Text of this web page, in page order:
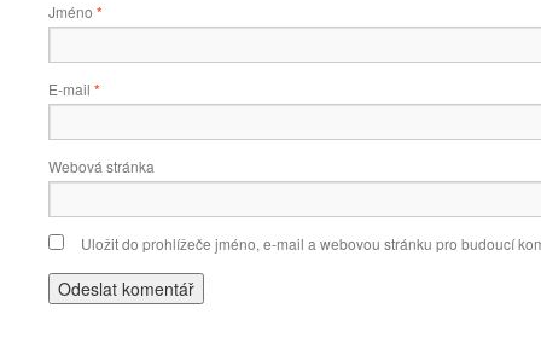
Jméno *
E-mail *
Webová stránka
Uložit do prohlížeče jméno, e-mail a webovou stránku pro budoucí